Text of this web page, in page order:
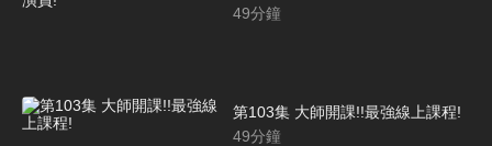
49分鐘
第103集 大師開課!!最強線上課程!
49分鐘